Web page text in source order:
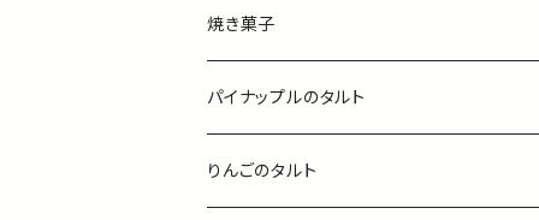
焼き菓子
パイナップルのタルト
りんごのタルト